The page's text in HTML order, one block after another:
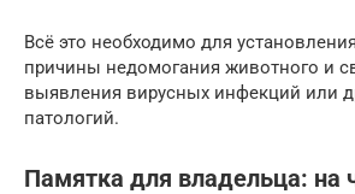
Всё это необходимо для
причины недомогания животного и
выявления вирусных инфекций или
патологий.
Памятка для владельца: на